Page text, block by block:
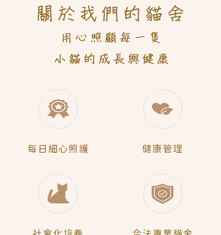
每日 細心照護 健康管理